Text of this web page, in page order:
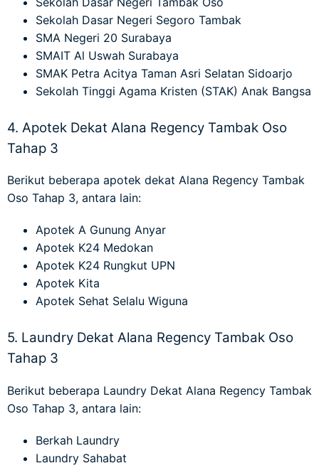
Sekolah Dasar Negeri Segoro Tambak
SMA Negeri 20 Surabaya
SMAIT Al Uswah Surabaya
SMAK Petra Acitya Taman Asri Selatan Sidoarjo
Sekolah Tinggi Agama Kristen (STAK) Anak Bangsa
4. Apotek Dekat Alana Regency Tambak Oso
Tahap 3
Berikut beberapa apotek dekat Alana Regency Tambak
Oso Tahap 3, antara lain:
Apotek A Gunung Anyar
Apotek K24 Medokan
Apotek K24 Rungkut UPN
Apotek Kita
Apotek Sehat Selalu Wiguna
5. Laundry Dekat Alana Regency Tambak Oso
Tahap 3
Berikut beberapa Laundry Dekat Alana Regency Tambak
Oso Tahap 3, antara lain:
Berkah Laundry
Laundry Sahabat